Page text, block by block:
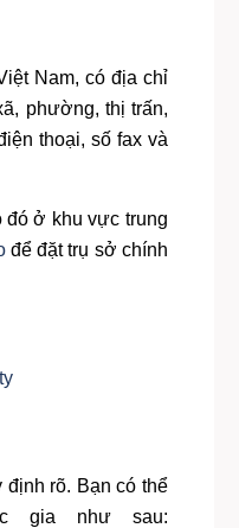
Nam, có địa chỉ
phường, thị trấn,
thoại, số fax và
đó ở khu vực trung
để đặt trụ sở chính
định rõ. Bạn có thể
gia như sau: